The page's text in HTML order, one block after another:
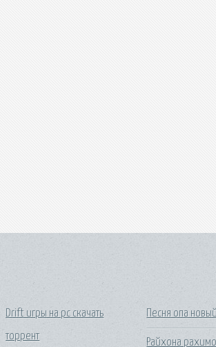
Drift игры на pc скачать
торрент
Песня опа
Райхона